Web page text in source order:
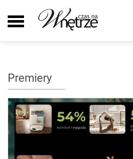
Premiery